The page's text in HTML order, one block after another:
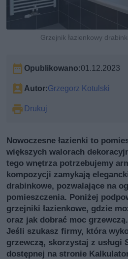
Grzejnik łazienkowy
Opublikowano:01.12.2023
Autor:Grzegorz Kotulski
Drukuj
Nowoczesne łazienki to
większych walorach
tego wnętrza potrzebujemy
kompozycji zamykają
drabinkowe, pozwalające na
pomieszczenia. Poniżej
grzejniki łazienkowe, gdzie
oraz jak dobrać moc grzewczą.
Jeśli szukasz firmy, która
grzewczą, skorzystaj z usługi
dostępnej na stronie